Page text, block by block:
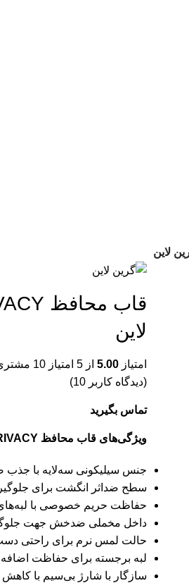
لاین
امتیاز 5.00 از 5 امتیاز 10
(دیدگاه کاربر 10
)
تماس بگیرید
ویژگی‌های قاب محافظ 3D SILICONE PLUSE PRIVACY گرین لاین
جنس سیلیکونی سه‌لایه با جذب
سطح ضداثر انگشت برای
حفاظت حریم خصوصی با لبه‌های
داخل مخملی ضدخش جهت
حالت لمس نرم برای راحتی
لبه برجسته برای حفاظت اضافه
سازگار با شارژ بی‌سیم با کاهش